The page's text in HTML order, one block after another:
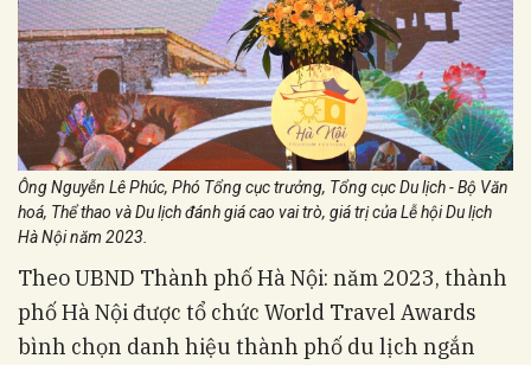
Ông Nguyễn Lê Phúc, Phó Tổng cục trưởng, Tổng cục Du lịch - Bộ Văn
hoá, Thể thao và Du lịch đánh giá cao vai trò, giá trị của Lễ hội Du lịch
Hà Nội năm 2023.
Theo UBND Thành phố Hà Nội: năm 2023, thành
phố Hà Nội được tổ chức World Travel Awards
bình chọn danh hiệu thành phố du lịch ngắn